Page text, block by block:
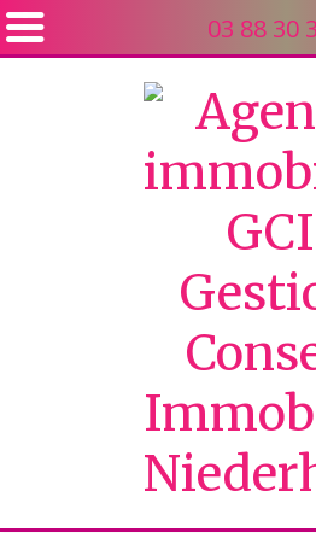
03 88 30